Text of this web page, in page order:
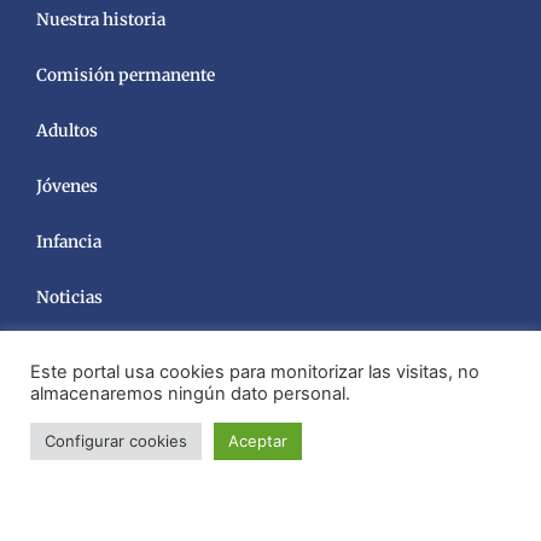
Nuestra historia
Comisión permanente
Adultos
Jóvenes
Infancia
Noticias
Este portal usa cookies para monitorizar las visitas, no
almacenaremos ningún dato personal.
Configurar cookies Aceptar